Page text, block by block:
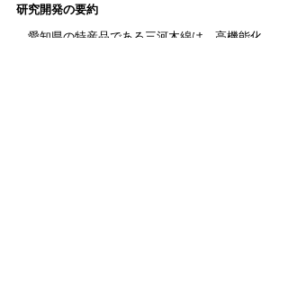
研究開発の要約
愛知県の特産品である三河木綿は、高機能化